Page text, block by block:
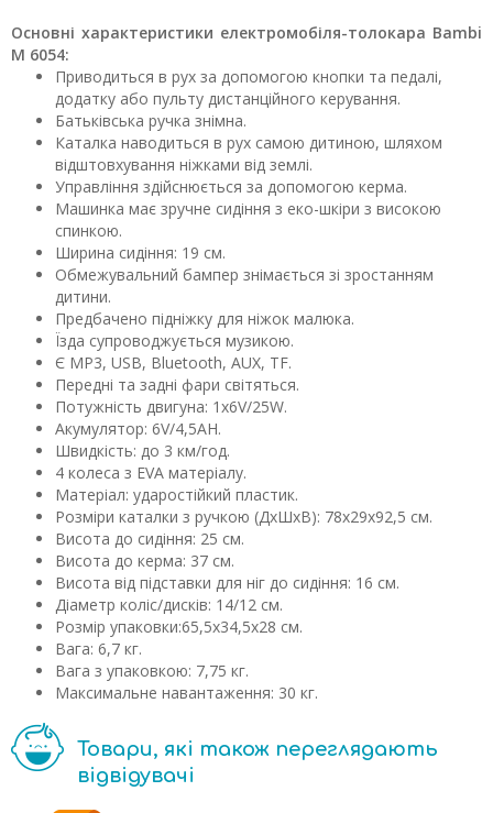
Основні характеристики електромобіля-толокара Bambi
M 6054:
Приводиться в рух за допомогою кнопки та педалі,
додатку або пульту дистанційного керування.
Батьківська ручка знімна.
Каталка наводиться в рух самою дитиною, шляхом
відштовхування ніжками від землі.
Управління здійснюється за допомогою керма.
Машинка має зручне сидіння з еко-шкіри з високою
спинкою.
Ширина сидіння: 19 см.
Обмежувальний бампер знімається зі зростанням
дитини.
Предбачено підніжку для ніжок малюка.
Їзда супроводжується музикою.
Є MP3, USB, Bluetooth, AUX, TF.
Передні та задні фари світяться.
Потужність двигуна: 1х6V/25W.
Акумулятор: 6V/4,5AH.
Швидкість: до 3 км/год.
4 колеса з EVA матеріалу.
Матеріал: ударостійкий пластик.
Розміри каталки з ручкою (ДхШхВ): 78х29х92,5 см.
Висота до сидіння: 25 см.
Висота до керма: 37 см.
Висота від підставки для ніг до сидіння: 16 см.
Діаметр коліс/дисків: 14/12 см.
Розмір упаковки:65,5х34,5х28 см.
Вага: 6,7 кг.
Вага з упаковкою: 7,75 кг.
Максимальне навантаження: 30 кг.
Товари, які також переглядають
відвідувачі